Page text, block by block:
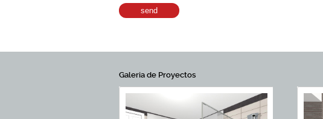
Galeria de Proyectos